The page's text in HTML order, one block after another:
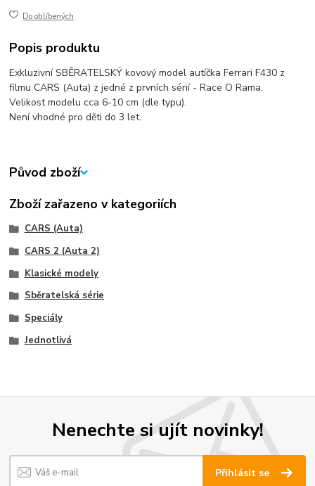
Do oblíbených
Popis produktu
Exkluzivní SBĚRATELSKÝ kovový model autíčka Ferrari F430 z
filmu CARS (Auta) z jedné z prvních sérií - Race O Rama.
Velikost modelu cca 6-10 cm (dle typu).
Není vhodné pro děti do 3 let.
Původ zboží
Zboží zařazeno v kategoriích
CARS (Auta)
CARS 2 (Auta 2)
Klasické modely
Sběratelská série
Speciály
Jednotlivá
Nenechte si ujít novinky!
Přihlásit se